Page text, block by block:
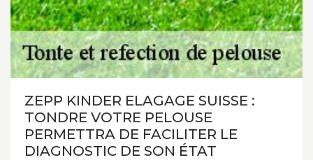
ZEPP KINDER ELAGAGE SUISSE :
TONDRE VOTRE PELOUSE
PERMETTRA DE FACILITER LE
DIAGNOSTIC DE SON ÉTAT